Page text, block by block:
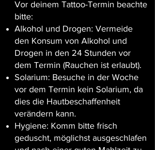
Vor deinem Tattoo-Termin beachte
bitte:
Alkohol und Drogen: Vermeide
den Konsum von Alkohol und
Drogen in den 24 Stunden vor
dem Termin (Rauchen ist erlaubt).
Solarium: Besuche in der Woche
vor dem Termin kein Solarium, da
dies die Hautbeschaffenheit
verändern kann.
Hygiene: Komm bitte frisch
geduscht, möglichst ausgeschlafen